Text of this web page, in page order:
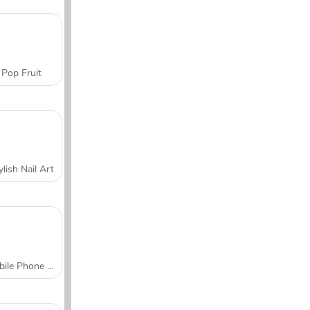
Pop Fruit
Nail Art
Mobile Phone Case Design & DIY